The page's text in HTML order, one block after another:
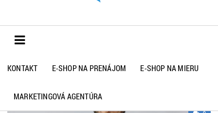
KONTAKT E-SHOP NA PRENÁJOM E-SHOP NA MIERU
MARKETINGOVÁ AGENTÚRA